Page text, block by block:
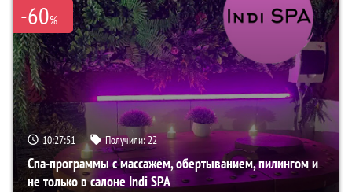
-60%
10:27:49 Получили:22
Спа-программы с массажем, обертыванием, пилингом и
не только в салоне Indi SPA